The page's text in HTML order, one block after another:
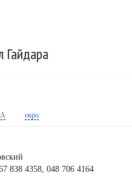
евро
838 4358, 048 706 4164